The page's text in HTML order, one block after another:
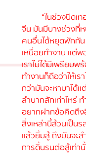
“ในช่วงปิดเ
จีน มันมีบางช่วงที่ห
คนอื่นได้หยุดพักกัน
เหนื่อยทำงาน เเต่
เราไม่ได้มีเพรียบพ
ทำงานก็ถือว่าให้เ
กว่ามันจะหามาได้เ
ลำบากสักเท่าไหร่
อยากฝากข้อคิดถึ
สิ่งเหล่านี้ล้วนเป็น
เเล้วยิ้มสู้ ถึงมันจะ
การดิ้นรนต่อสู้เท่า